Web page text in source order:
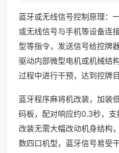
蓝牙或无线信号控制原理：
或无线信号与手机等设备连
型等指令，发送信号给控牌
驱动内部微型电机或机械结
过程中进行干预，达到控牌目
蓝牙程序麻将机改装，加装
码板，配对响应约0.3秒，支
改装无需大幅改动机身结构
数四口机型，蓝牙信号易受